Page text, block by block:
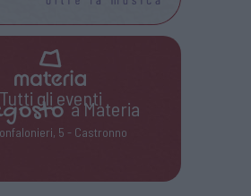
Tutti gli eventia Materia
5 - Castronno